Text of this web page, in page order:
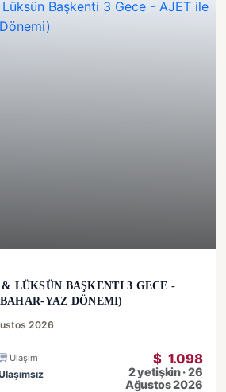
LÜKSÜN BAŞKENTI 3 GECE -
YAZ DÖNEMI)
2026
Ulaşım $ 1.098
2 yetişkin · 26
Ağustos 2026